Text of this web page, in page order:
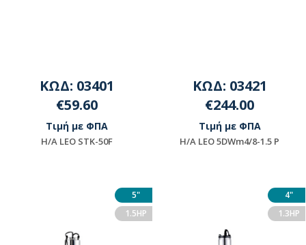
ΚΩΔ: 03401
€59.60
Τιμή με ΦΠΑ
Η/Α LEO STK-50F
ΚΩΔ: 03421
€244.00
Τιμή με ΦΠΑ
H/A LEO 5DWm4/8-1.5 P
5"
1.5HP
4"
1.3HP